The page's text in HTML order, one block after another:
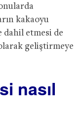
kakaoyu
etmesi de
geliştirmeye
nasıl